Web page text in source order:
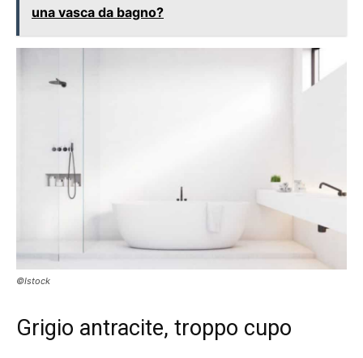
una vasca da bagno?
©Istock
Grigio antracite, troppo cupo